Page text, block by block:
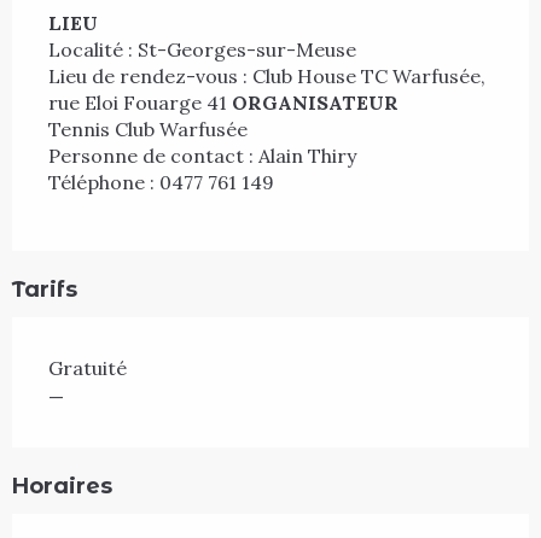
LIEU
Localité : St-Georges-sur-Meuse
Lieu de rendez-vous : Club House TC Warfusée,
rue Eloi Fouarge 41 ORGANISATEUR
Tennis Club Warfusée
Personne de contact : Alain Thiry
Téléphone : 0477 761 149
Tarifs
Gratuité
—
Horaires